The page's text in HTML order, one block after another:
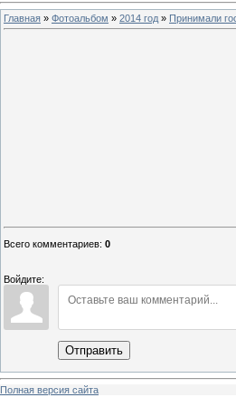
Главная » Фотоальбом » 2014 год » Принимали
Всего комментариев: 0
Войдите:
Отправить
Полная версия сайта